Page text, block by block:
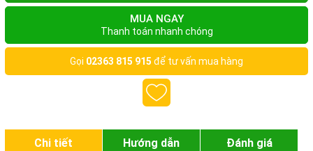
MUA NGAY
Thanh toán nhanh chóng
Gọi 02363 815 915 để tư vấn mua hàng
Chi tiết Hướng dẫn Đánh giá